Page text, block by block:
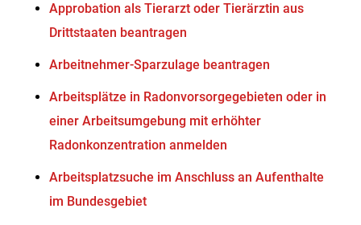
Approbation als Tierarzt oder Tierärztin aus
Drittstaaten beantragen
Arbeitnehmer-Sparzulage beantragen
Arbeitsplätze in Radonvorsorgegebieten oder in
einer Arbeitsumgebung mit erhöhter
Radonkonzentration anmelden
Arbeitsplatzsuche im Anschluss an Aufenthalte
im Bundesgebiet